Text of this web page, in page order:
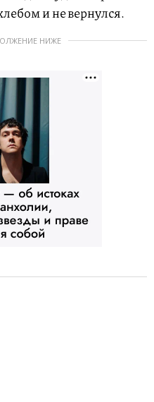
и не вернулся.
НИЖЕ